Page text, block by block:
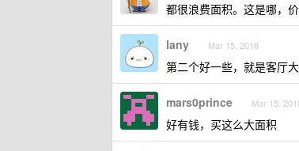
都很浪费面积。这是哪，
lany Mar 15, 2018
第二个好一些，就是客厅
mars0prince Mar 15,
好有钱，买这么大面积